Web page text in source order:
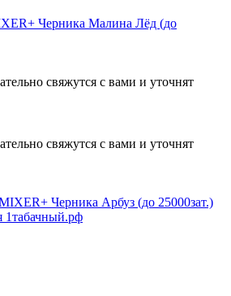
Черника Малина Лёд (до
свяжутся с вами и уточнят
свяжутся с вами и уточнят